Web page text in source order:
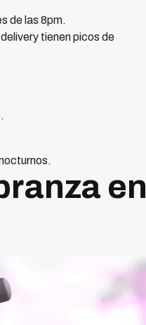
de las 8pm.
tienen picos de
en